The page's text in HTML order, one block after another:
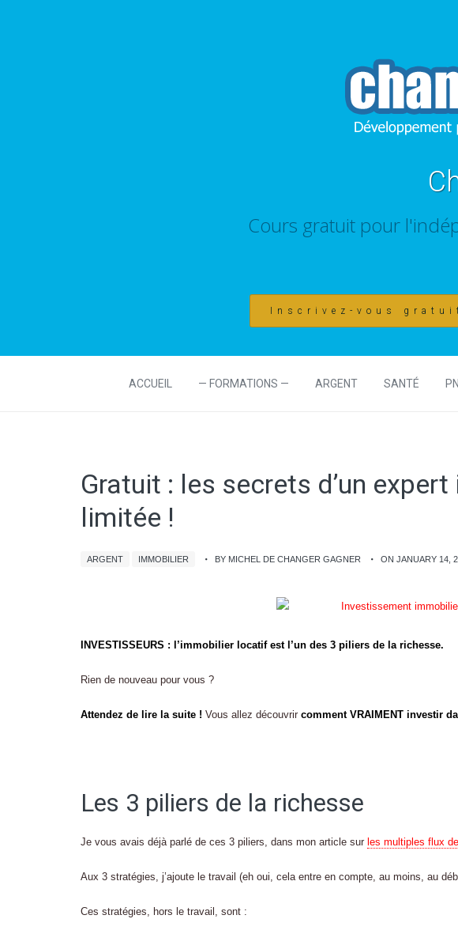
Cours gratuit pour
Inscrivez-vous
ACCUEIL — FORMATIONS — ARGENT SANTÉ PNL
Gratuit : les secrets d’un
limitée !
ARGENT IMMOBILIER BY MICHEL DE CHANGER GAGNER ON JANUARY 14,
INVESTISSEURS : l’immobilier locatif est l’un des 3 piliers de la richesse.
Rien de nouveau pour vous ?
Attendez de lire la suite ! Vous allez découvrir comment VRAIMENT investir
Les 3 piliers de la richesse
Je vous avais déjà parlé de ces 3 piliers, dans mon article sur les multiples flux
Aux 3 stratégies, j’ajoute le travail (eh oui, cela entre en compte, au moins, au
Ces stratégies, hors le travail, sont :